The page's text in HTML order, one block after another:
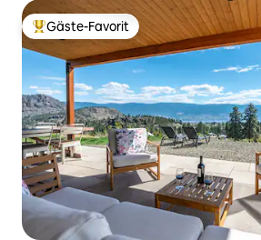
Beliebter Gäste-Favorit.
Gäste-Favorit